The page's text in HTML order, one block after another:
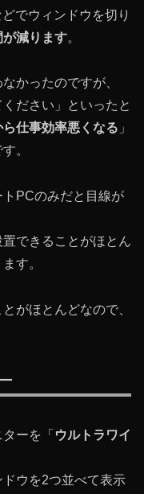
でウィンドウを切り
が減ります。
かったのですが、
ださい」といったと
仕事効率悪くなる 」
。
PCのみだと目線が
できることがほとん
す。
がほとんどなので、
ーを「 ウルトラワイ
ウを2つ並べて表示